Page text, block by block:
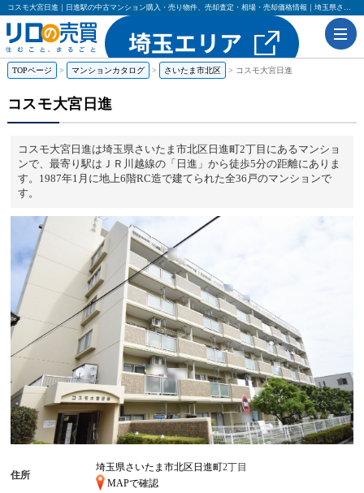
コスモ大宮日進｜日進駅の中古マンション購入・売り物件、売却査定・相場・売却価格情報｜埼玉県さいたま市北区日進町2丁目のマンション情報｜リロの売買
TOPページ マンションカタログ さいたま市北区 コスモ大宮日進
コスモ大宮日進
コスモ大宮日進は埼玉県さいたま市北区日進町2丁目にあるマンショ
ンで、最寄り駅はＪＲ川越線の「日進」から徒歩5分の距離にありま
す。1987年1月に地上6階RC造で建てられた全36戸のマンションで
す。
住所
埼玉県さいたま市北区日進町2丁目
MAPで確認